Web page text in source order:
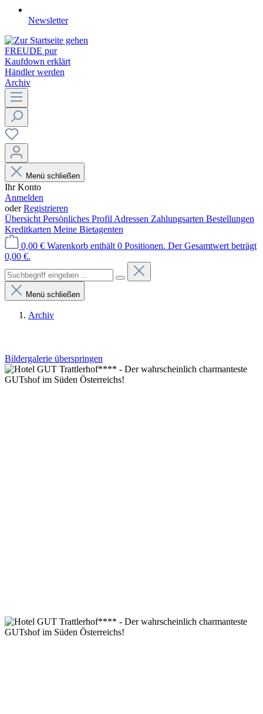
Newsletter
FREUDE pur
Kaufdown erklärt
Händler werden
Archiv
Menü schließen
Ihr Konto
Anmelden
oderRegistrieren
Übersicht Persönliches Profil Adressen Zahlungsarten Bestellungen
Kreditkarten Meine Bietagenten
0,00 € Warenkorb enthält 0 Positionen. Der Gesamtwert beträgt
0,00 €.
Menü schließen
Archiv
Bildergalerie überspringen